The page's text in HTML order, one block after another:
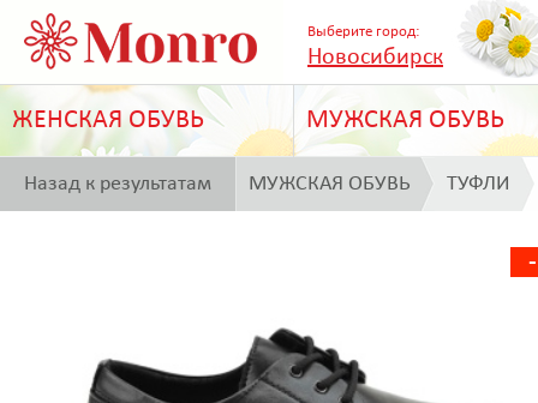
Выберите город:
Новосибирск
ЖЕНСКАЯ ОБУВЬ МУЖСКАЯ ОБУВЬ
Назад к результатам МУЖСКАЯ ОБУВЬ ТУФЛИ